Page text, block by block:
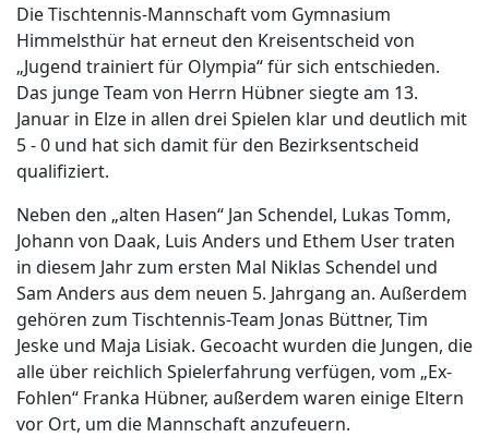
Die Tischtennis-Mannschaft vom Gymnasium
Himmelsthür hat erneut den Kreisentscheid von
„Jugend trainiert für Olympia“ für sich entschieden.
Das junge Team von Herrn Hübner siegte am 13.
Januar in Elze in allen drei Spielen klar und deutlich mit
5 - 0 und hat sich damit für den Bezirksentscheid
qualifiziert.
Neben den „alten Hasen“ Jan Schendel, Lukas Tomm,
Johann von Daak, Luis Anders und Ethem User traten
in diesem Jahr zum ersten Mal Niklas Schendel und
Sam Anders aus dem neuen 5. Jahrgang an. Außerdem
gehören zum Tischtennis-Team Jonas Büttner, Tim
Jeske und Maja Lisiak. Gecoacht wurden die Jungen, die
alle über reichlich Spielerfahrung verfügen, vom „Ex-
Fohlen“ Franka Hübner, außerdem waren einige Eltern
vor Ort, um die Mannschaft anzufeuern.